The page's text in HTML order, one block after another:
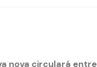
nova circulará entre